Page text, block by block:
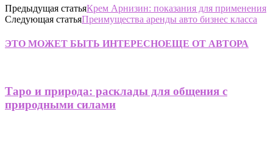
Предыдущая статьяКрем Арнизин: показания для применения
Следующая статьяПреимущества аренды авто бизнес класса
ЭТО МОЖЕТ БЫТЬ ИНТЕРЕСНОЕЩЕ ОТ АВТОРА
Таро и природа: расклады для общения с
природными силами